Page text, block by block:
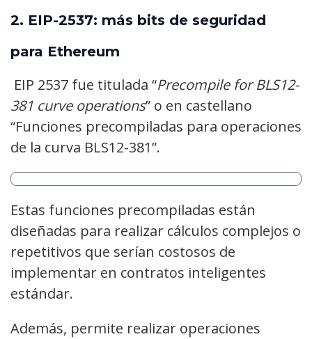
2. EIP-2537: más bits de seguridad
para Ethereum
EIP 2537 fue titulada “Precompile for BLS12-
381 curve operations” o en castellano
“Funciones precompiladas para operaciones
de la curva BLS12-381”.
Estas funciones precompiladas están
diseñadas para realizar cálculos complejos o
repetitivos que serían costosos de
implementar en contratos inteligentes
estándar.
Además, permite realizar operaciones